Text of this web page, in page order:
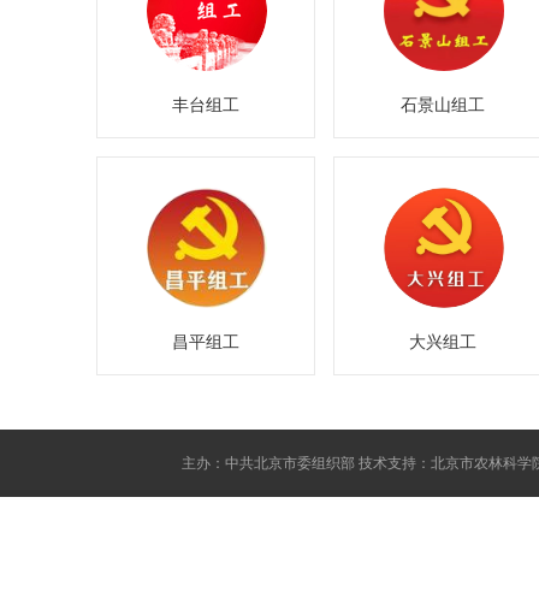
丰台组工 石景山组工
昌平组工 大兴组工
主办：中共北京市委组织部 技术支持：北京市农林科学